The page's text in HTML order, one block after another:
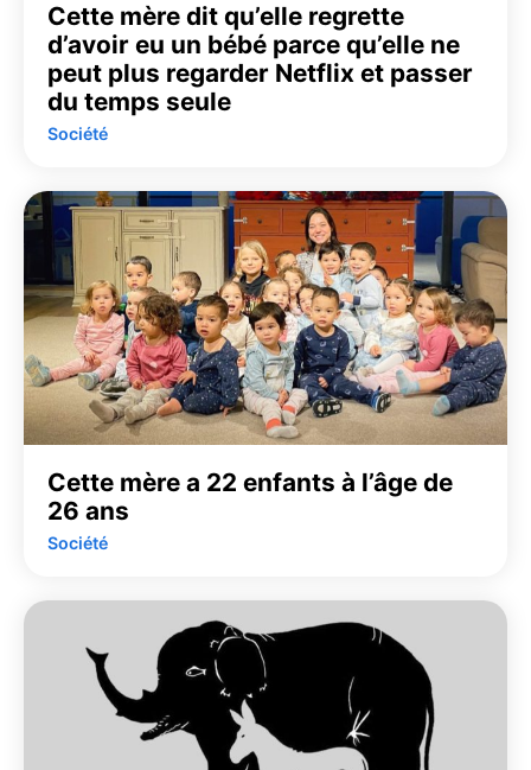
Cette mère dit qu’elle regrette
d’avoir eu un bébé parce qu’elle ne
peut plus regarder Netflix et passer
du temps seule
Société
Cette mère a 22 enfants à l’âge de
26 ans
Société